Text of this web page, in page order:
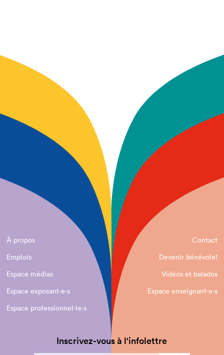
À propos
Contact
Emplois
Devenir bénévole!
Espace médias
Vidéos et balados
Espace exposant·e⋅s
Espace enseignant·e⋅s
Espace professionnel·le⋅s
Inscrivez-vous à l'infolettre